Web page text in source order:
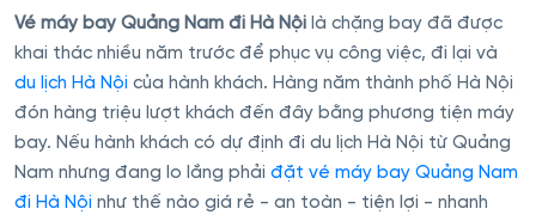
Vé máy bay Quảng Nam đi Hà Nội là chặng bay đã được
khai thác nhiều năm trước để phục vụ công việc, đi lại và
du lịch Hà Nội của hành khách. Hàng năm thành phố Hà Nội
đón hàng triệu lượt khách đến đây bằng phương tiện máy
bay. Nếu hành khách có dự định đi du lịch Hà Nội từ Quảng
Nam nhưng đang lo lắng phải đặt vé máy bay Quảng Nam
đi Hà Nội như thế nào giá rẻ - an toàn - tiện lợi - nhanh